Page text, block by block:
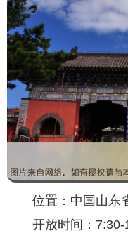
位置：中国山东
开放时间：7:30-